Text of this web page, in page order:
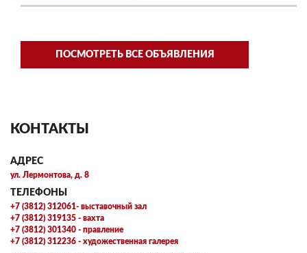
ПОСМОТРЕТЬ ВСЕ ОБЪЯВЛЕНИЯ
КОНТАКТЫ
АДРЕС
ул. Лермонтова, д. 8
ТЕЛЕФОНЫ
+7 (3812) 312061- выставочный зал
+7 (3812) 319135 - вахта
+7 (3812) 301340 - правление
+7 (3812) 312236 - художественная галерея